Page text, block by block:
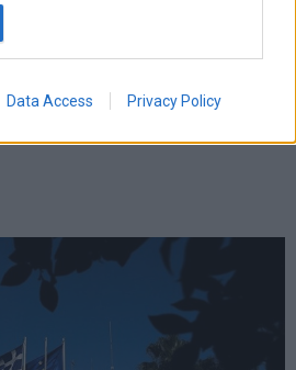
Data Access Privacy Policy